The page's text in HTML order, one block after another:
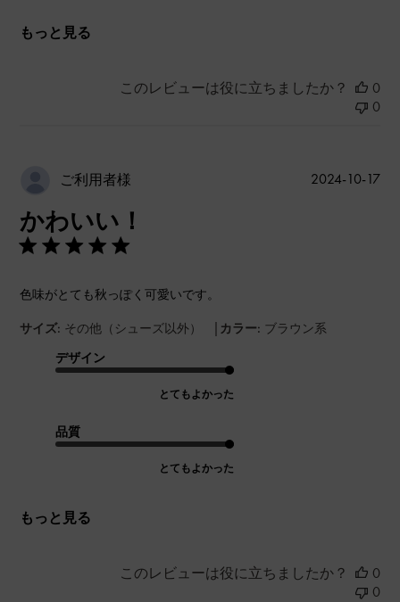
もっと見る
このレビューは役に立ちましたか？
0
0
ご利用者様
かわいい！
色味がとても秋っぽく可愛いです。
サイズ: その他（シューズ以外） | カラー: ブラウン系
デザイン
とてもよかった
品質
とてもよかった
もっと見る
公
2024-10-17
このレビューは役に立ちましたか？
0
0